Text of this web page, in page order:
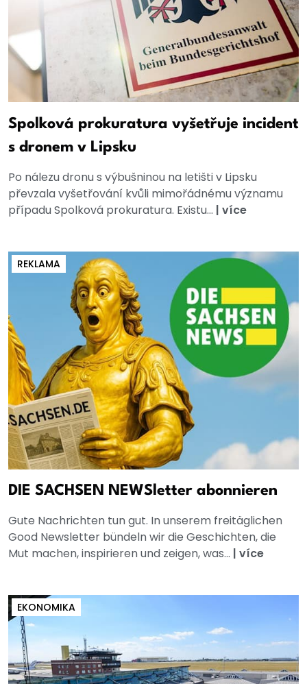
Spolková prokuratura vyšetřuje incident
s dronem v Lipsku
Po nálezu dronu s výbušninou na letišti v Lipsku
převzala vyšetřování kvůli mimořádnému významu
případu Spolková prokuratura. Existu... | více
REKLAMA
DIE SACHSEN NEWSletter abonnieren
Gute Nachrichten tun gut. In unserem freitäglichen
Good Newsletter bündeln wir die Geschichten, die
Mut machen, inspirieren und zeigen, was... | více
EKONOMIKA